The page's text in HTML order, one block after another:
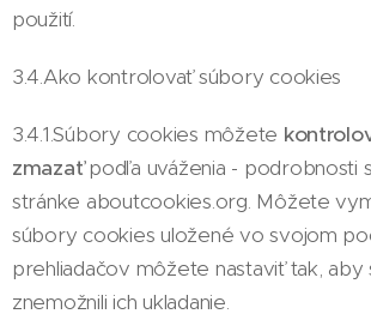
použití.
3.4.Ako kontrolovať súbory cookies
3.4.1.Súbory cookies môžete
zmazaťpodľa uváženia - podrobnosti
stránke aboutcookies.org. Môžete
súbory cookies uložené vo svojom
prehliadačov môžete nastaviť tak, aby
znemožnili ich ukladanie.